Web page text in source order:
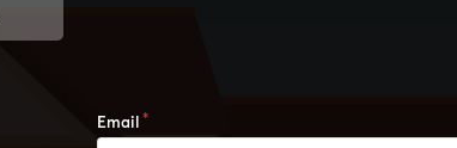
Email